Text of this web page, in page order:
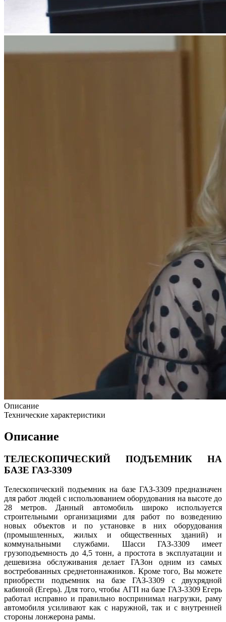
Описание
Технические характеристики
Описание
ТЕЛЕСКОПИЧЕСКИЙ ПОДЪЕМНИК НА
БАЗЕ ГАЗ-3309
Телескопический подъемник на базе ГАЗ-3309 предназначен
для работ людей с использованием оборудования на высоте до
28 метров. Данный автомобиль широко используется
строительными организациями для работ по возведению
новых объектов и по установке в них оборудования
(промышленных, жилых и общественных зданий) и
коммунальными службами. Шасси ГАЗ-3309 имеет
грузоподъемность до 4,5 тонн, а простота в эксплуатации и
дешевизна обслуживания делает ГАЗон одним из самых
востребованных среднетоннажников. Кроме того, Вы можете
приобрести подъемник на базе ГАЗ-3309 с двухрядной
кабиной (Егерь). Для того, чтобы АГП на базе ГАЗ-3309 Егерь
работал исправно и правильно воспринимал нагрузки, раму
автомобиля усиливают как с наружной, так и с внутренней
стороны лонжерона рамы.